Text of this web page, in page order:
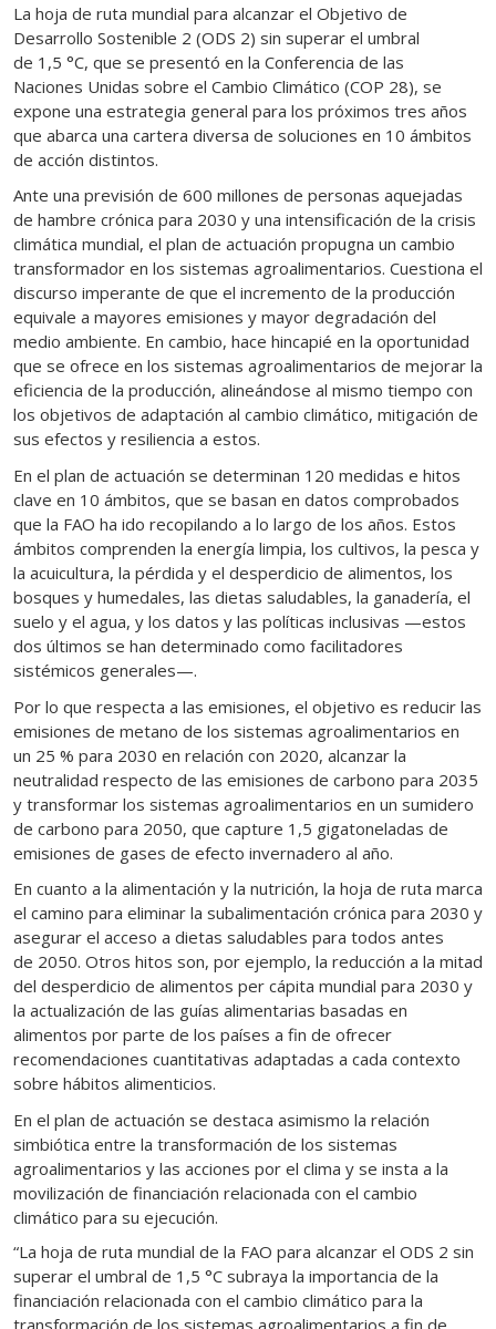
La hoja de ruta mundial para alcanzar el Objetivo de
Desarrollo Sostenible 2 (ODS 2) sin superar el umbral
de 1,5 °C, que se presentó en la Conferencia de las
Naciones Unidas sobre el Cambio Climático (COP 28), se
expone una estrategia general para los próximos tres años
que abarca una cartera diversa de soluciones en 10 ámbitos
de acción distintos.
Ante una previsión de 600 millones de personas aquejadas
de hambre crónica para 2030 y una intensificación de la crisis
climática mundial, el plan de actuación propugna un cambio
transformador en los sistemas agroalimentarios. Cuestiona el
discurso imperante de que el incremento de la producción
equivale a mayores emisiones y mayor degradación del
medio ambiente. En cambio, hace hincapié en la oportunidad
que se ofrece en los sistemas agroalimentarios de mejorar la
eficiencia de la producción, alineándose al mismo tiempo con
los objetivos de adaptación al cambio climático, mitigación de
sus efectos y resiliencia a estos.
En el plan de actuación se determinan 120 medidas e hitos
clave en 10 ámbitos, que se basan en datos comprobados
que la FAO ha ido recopilando a lo largo de los años. Estos
ámbitos comprenden la energía limpia, los cultivos, la pesca y
la acuicultura, la pérdida y el desperdicio de alimentos, los
bosques y humedales, las dietas saludables, la ganadería, el
suelo y el agua, y los datos y las políticas inclusivas —estos
dos últimos se han determinado como facilitadores
sistémicos generales—.
Por lo que respecta a las emisiones, el objetivo es reducir las
emisiones de metano de los sistemas agroalimentarios en
un 25 % para 2030 en relación con 2020, alcanzar la
neutralidad respecto de las emisiones de carbono para 2035
y transformar los sistemas agroalimentarios en un sumidero
de carbono para 2050, que capture 1,5 gigatoneladas de
emisiones de gases de efecto invernadero al año.
En cuanto a la alimentación y la nutrición, la hoja de ruta marca
el camino para eliminar la subalimentación crónica para 2030 y
asegurar el acceso a dietas saludables para todos antes
de 2050. Otros hitos son, por ejemplo, la reducción a la mitad
del desperdicio de alimentos per cápita mundial para 2030 y
la actualización de las guías alimentarias basadas en
alimentos por parte de los países a fin de ofrecer
recomendaciones cuantitativas adaptadas a cada contexto
sobre hábitos alimenticios.
En el plan de actuación se destaca asimismo la relación
simbiótica entre la transformación de los sistemas
agroalimentarios y las acciones por el clima y se insta a la
movilización de financiación relacionada con el cambio
climático para su ejecución.
“La hoja de ruta mundial de la FAO para alcanzar el ODS 2 sin
superar el umbral de 1,5 °C subraya la importancia de la
financiación relacionada con el cambio climático para la